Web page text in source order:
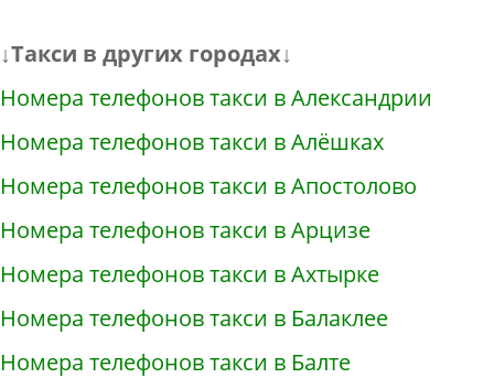
↓Такси в других городах↓
Номера телефонов такси в Александрии
Номера телефонов такси в Алёшках
Номера телефонов такси в Апостолово
Номера телефонов такси в Арцизе
Номера телефонов такси в Ахтырке
Номера телефонов такси в Балаклее
Номера телефонов такси в Балте